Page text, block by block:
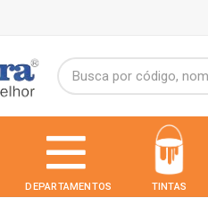
DEPARTAMENTOS TINTAS